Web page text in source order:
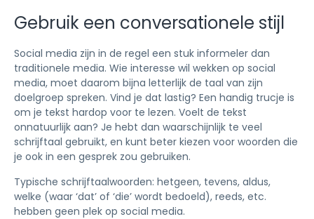
Gebruik een conversationele stijl
Social media zijn in de regel een stuk informeler dan
traditionele media. Wie interesse wil wekken op social
media, moet daarom bijna letterlijk de taal van zijn
doelgroep spreken. Vind je dat lastig? Een handig trucje is
om je tekst hardop voor te lezen. Voelt de tekst
onnatuurlijk aan? Je hebt dan waarschijnlijk te veel
schrijftaal gebruikt, en kunt beter kiezen voor woorden die
je ook in een gesprek zou gebruiken.
Typische schrijftaalwoorden: hetgeen, tevens, aldus,
welke (waar ‘dat’ of ‘die’ wordt bedoeld), reeds, etc.
hebben geen plek op social media.